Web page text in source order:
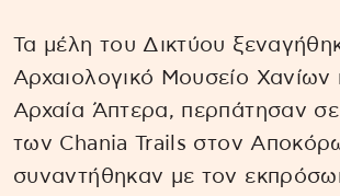
Τα μέλη του Δικτύου
Αρχαιολογικό Μουσείο Χανίων
Αρχαία Άπτερα, περπάτησαν
των Chania Trails στον
συναντήθηκαν με τον